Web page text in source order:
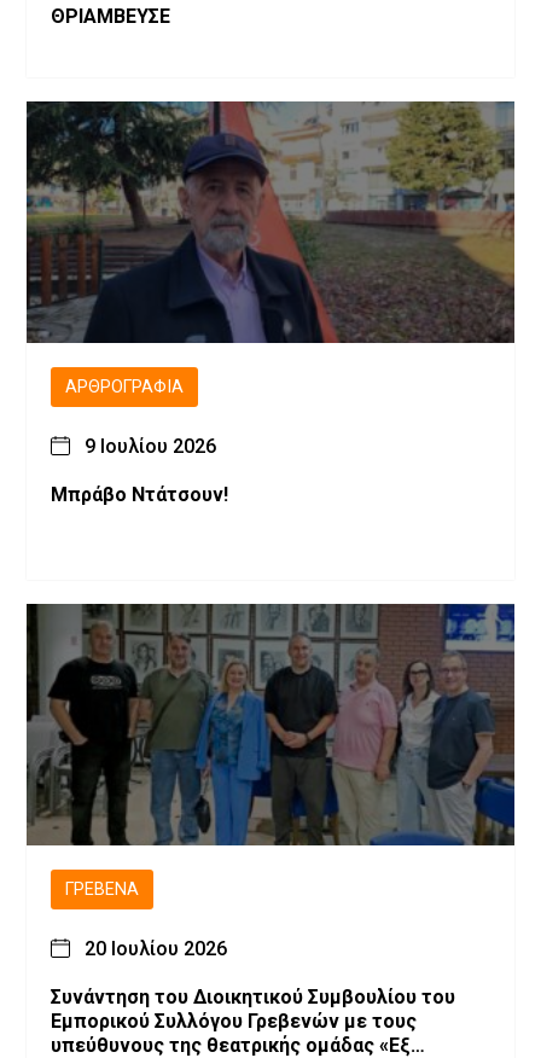
ΘΡΙΑΜΒΕΥΣΕ
ΑΡΘΡΟΓΡΑΦΊΑ
9 Ιουλίου 2026
Μπράβο Ντάτσουν!
ΓΡΕΒΕΝΆ
20 Ιουλίου 2026
Συνάντηση του Διοικητικού Συμβουλίου του
Εμπορικού Συλλόγου Γρεβενών με τους
υπεύθυνους της θεατρικής ομάδας «Εξ